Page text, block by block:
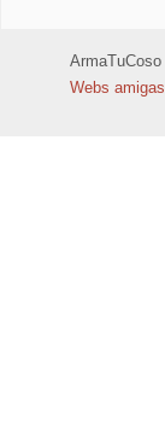
ArmaTuCoso
Webs amigas